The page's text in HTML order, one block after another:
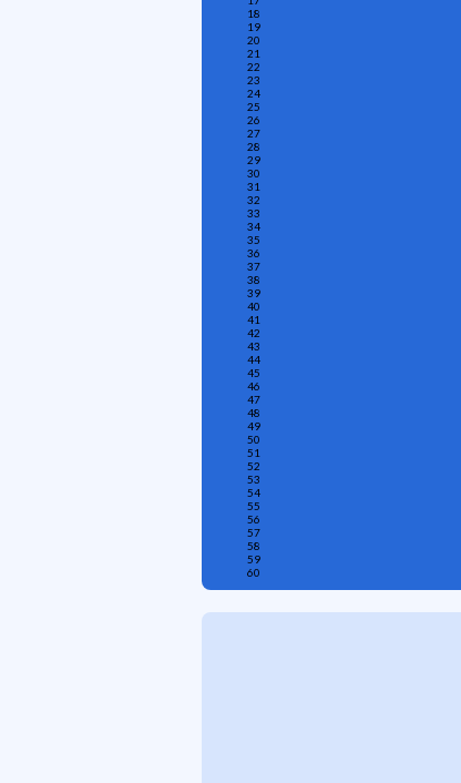
18
19
20
21
22
23
24
25
26
27
28
29
30
31
32
33
34
35
36
37
38
39
40
41
42
43
44
45
46
47
48
49
50
51
52
53
54
55
56
57
58
59
60